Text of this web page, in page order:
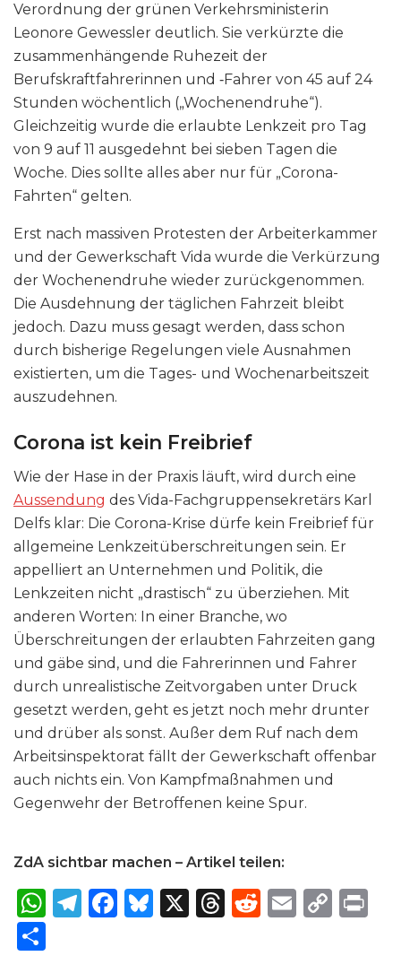
Verordnung der grünen Verkehrsministerin
Leonore Gewessler deutlich. Sie verkürzte die
zusammenhängende Ruhezeit der
Berufskraftfahrerinnen und ‑Fahrer von 45 auf 24
Stunden wöchentlich („Wochenendruhe“).
Gleichzeitig wurde die erlaubte Lenkzeit pro Tag
von 9 auf 11 ausgedehnt bei sieben Tagen die
Woche. Dies sollte alles aber nur für „Corona-
Fahrten“ gelten.
Erst nach massiven Protesten der Arbeiterkammer
und der Gewerkschaft Vida wurde die Verkürzung
der Wochenendruhe wieder zurückgenommen.
Die Ausdehnung der täglichen Fahrzeit bleibt
jedoch. Dazu muss gesagt werden, dass schon
durch bisherige Regelungen viele Ausnahmen
existierten, um die Tages- und Wochenarbeitszeit
auszudehnen.
Corona ist kein Freibrief
Wie der Hase in der Praxis läuft, wird durch eine
Aussendung des Vida-Fachgruppensekretärs Karl
Delfs klar: Die Corona-Krise dürfe kein Freibrief für
allgemeine Lenkzeitüberschreitungen sein. Er
appelliert an Unternehmen und Politik, die
Lenkzeiten nicht „drastisch“ zu überziehen. Mit
anderen Worten: In einer Branche, wo
Überschreitungen der erlaubten Fahrzeiten gang
und gäbe sind, und die Fahrerinnen und Fahrer
durch unrealistische Zeitvorgaben unter Druck
gesetzt werden, geht es jetzt noch mehr drunter
und drüber als sonst. Außer dem Ruf nach dem
Arbeitsinspektorat fällt der Gewerkschaft offenbar
auch nichts ein. Von Kampfmaßnahmen und
Gegenwehr der Betroffenen keine Spur.
ZdA sichtbar machen – Artikel teilen:
W T
F
B X
T
R
E
C